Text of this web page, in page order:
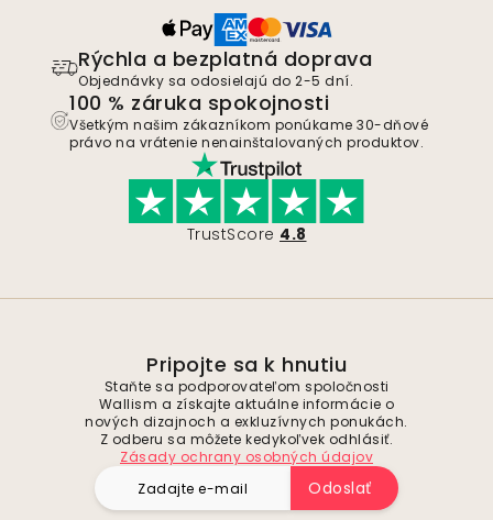
Rýchla a bezplatná doprava
Objednávky sa odosielajú do 2-5 dní.
100 % záruka spokojnosti
Všetkým našim zákazníkom ponúkame 30-dňové
právo na vrátenie nenainštalovaných produktov.
TrustScore 4.8
Pripojte sa k hnutiu
Staňte sa podporovateľom spoločnosti
Wallism a získajte aktuálne informácie o
nových dizajnoch a exkluzívnych ponukách.
Z odberu sa môžete kedykoľvek odhlásiť.
Zásady ochrany osobných údajov
Odoslať